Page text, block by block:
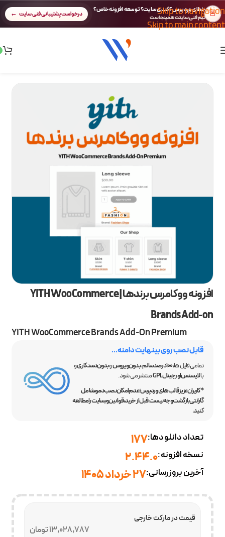
Skip to navigation
Skip to main content
🚨 خطای وردپرس؟ کندی سایت؟ توسعه افزونه خاص؟
تیم فنی سایتت همینجاست درخواست پشتیبانی فنی سایت
افزونه ووکامرس برندها | YITH WooCommerce
Brands Add-on
YITH WooCommerce Brands Add-On Premium
قابل نصب روی بینهایت دامنه...
تمامی فایل ها،100 درصد سالم ،بدون ویروسوبدون دستکاریو
بالایسنس اورجینال GPL
منتشر می شود.
*کاربران عزیز قالب‌های وردپرس؛ عدم امکان نصب دمو، شامل
گارانتی بازگشت وجه نیست. قبل از خرید، قوانین وبسایت را مطالعه
کنید.
تعداد دانلودها:177
نسخه افزونه:2.44.0
آخرین بروزرسانی:27 خرداد 1405
13,028,787 تومان
قیمت در مارکت خارجی